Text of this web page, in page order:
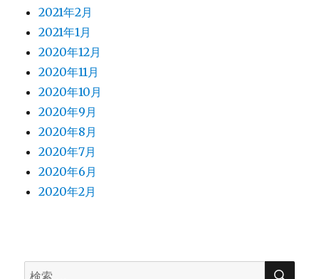
2021年2月
2021年1月
2020年12月
2020年11月
2020年10月
2020年9月
2020年8月
2020年7月
2020年6月
2020年2月
検
検